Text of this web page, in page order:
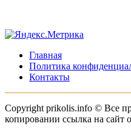
Главная
Политика
Контакты
Copyright prikolis.info © Все
копировании ссылка на сайт